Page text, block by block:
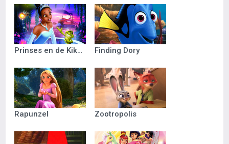
Prinses en de Kikker Finding Dory
Rapunzel Zootropolis